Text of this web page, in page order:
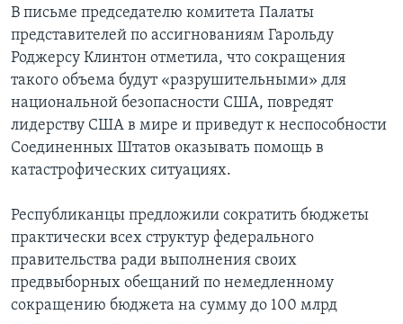
В письме председателю комитета Палаты
представителей по ассигнованиям Гарольду
Роджерсу Клинтон отметила, что сокращения
такого объема будут «разрушительными» для
национальной безопасности США, повредят
лидерству США в мире и приведут к неспособности
Соединенных Штатов оказывать помощь в
катастрофических ситуациях.
Республиканцы предложили сократить бюджеты
практически всех структур федерального
правительства ради выполнения своих
предвыборных обещаний по немедленному
сокращению бюджета на сумму до 100 млрд